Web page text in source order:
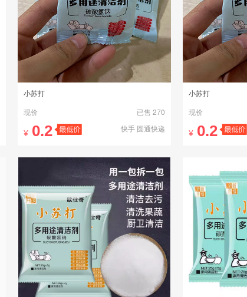
小苏打
现价
已售 270
¥ 0.2 快手 圆通快递
小苏打
现价
¥ 0.2